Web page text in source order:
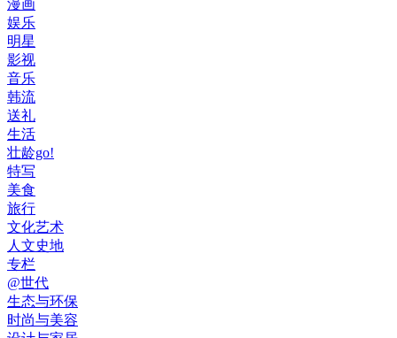
漫画
娱乐
明星
影视
音乐
韩流
送礼
生活
壮龄go!
特写
美食
旅行
文化艺术
人文史地
专栏
@世代
生态与环保
时尚与美容